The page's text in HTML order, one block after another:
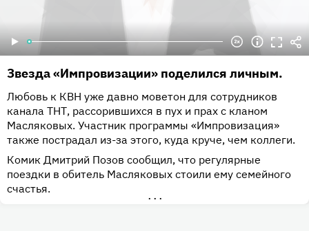
Звезда «Импровизации» поделился личным.
Любовь к КВН уже давно моветон для сотрудников
канала ТНТ, рассорившихся в пух и прах с кланом
Масляковых. Участник программы «Импровизация»
также пострадал из-за этого, куда круче, чем коллеги.
Комик Дмитрий Позов сообщил, что регулярные
поездки в обитель Масляковых стоили ему семейного
счастья.
•••